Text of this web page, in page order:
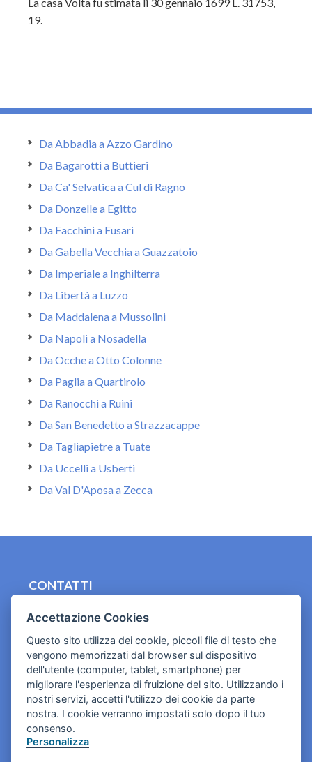
19.
Da Abbadia a Azzo Gardino
Da Bagarotti a Buttieri
Da Ca' Selvatica a Cul di Ragno
Da Donzelle a Egitto
Da Facchini a Fusari
Da Gabella Vecchia a Guazzatoio
Da Imperiale a Inghilterra
Da Libertà a Luzzo
Da Maddalena a Mussolini
Da Napoli a Nosadella
Da Ocche a Otto Colonne
Da Paglia a Quartirolo
Da Ranocchi a Ruini
Da San Benedetto a Strazzacappe
Da Tagliapietre a Tuate
Da Uccelli a Usberti
Da Val D'Aposa a Zecca
CONTATTI
Cookies e informativa privacy
Accettazione Cookies
Questo sito utilizza dei cookie, piccoli file di testo che
vengono memorizzati dal browser sul dispositivo
dell'utente (computer, tablet, smartphone) per
migliorare l'esperienza di fruizione del sito. Utilizzando i
nostri servizi, accetti l'utilizzo dei cookie da parte
nostra. I cookie verranno impostati solo dopo il tuo
consenso.
Personalizza